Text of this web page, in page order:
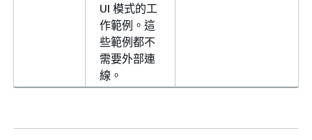
UI 模式的工
作範例。這
些範例都不
需要外部連
線。